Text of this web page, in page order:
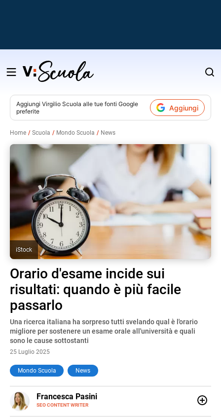
Salta
contenuto
Aggiungi Virgilio Scuola alle tue fonti Google
preferite
Aggiungi
Home Scuola Mondo Scuola News
iStock
Orario d'esame incide sui
risultati: quando è più facile
passarlo
Una ricerca italiana ha sorpreso tutti svelando qual è l'orario
migliore per sostenere un esame orale all'università e quali
sono le cause sottostanti
25 Luglio 2025
Mondo Scuola News
Francesca Pasini
SEO CONTENT WRITER
E-
MAIL